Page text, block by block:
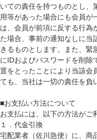
いての責任を持つものとし、
用等があった場合にも会員が
は、会員が前項に反する行為
た場合、事前の通知なしに当
きるものとします。また、緊
にIDおよびパスワードを削除
置をとったことにより当該会
ても、当社は一切の責任を負
■お支払い方法について
お支払には、以下の方法がご
１．代金引換
宅配業者（佐川急便）に、商